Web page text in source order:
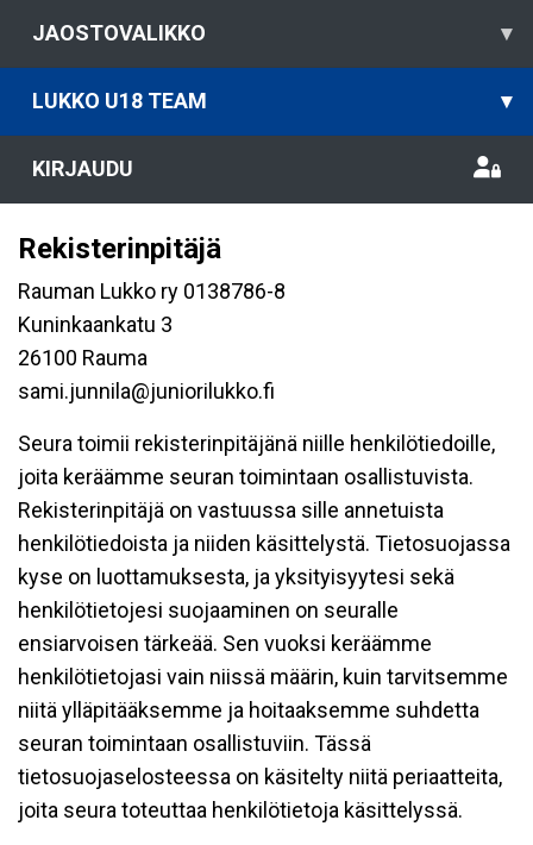
JAOSTOVALIKKO ▾
LUKKO U18 TEAM ▾
KIRJAUDU
Rekisterinpitäjä
Rauman Lukko ry 0138786-8
Kuninkaankatu 3
26100 Rauma
sami.junnila@juniorilukko.fi
Seura toimii rekisterinpitäjänä niille henkilötiedoille,
joita keräämme seuran toimintaan osallistuvista.
Rekisterinpitäjä on vastuussa sille annetuista
henkilötiedoista ja niiden käsittelystä. Tietosuojassa
kyse on luottamuksesta, ja yksityisyytesi sekä
henkilötietojesi suojaaminen on seuralle
ensiarvoisen tärkeää. Sen vuoksi keräämme
henkilötietojasi vain niissä määrin, kuin tarvitsemme
niitä ylläpitääksemme ja hoitaaksemme suhdetta
seuran toimintaan osallistuviin. Tässä
tietosuojaselosteessa on käsitelty niitä periaatteita,
joita seura toteuttaa henkilötietoja käsittelyssä.